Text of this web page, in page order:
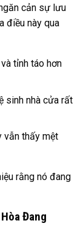
cản sự lưu
điều này qua
tỉnh táo hơn
sinh nhà cửa rất
vẫn thấy mệt
rằng nó đang
Đang